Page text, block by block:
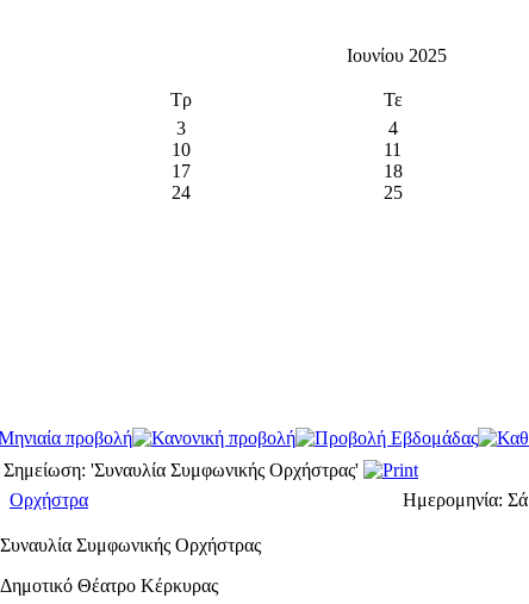
Ιουνίου 2025
Τρ Τε
3 4
10 11
17 18
24 25
Σημείωση: 'Συναυλία Συμφωνικής Ορχήστρας'
Ορχήστρα
Ημερομηνία:
Συναυλία Συμφωνικής Ορχήστρας
Δημοτικό Θέατρο Κέρκυρας